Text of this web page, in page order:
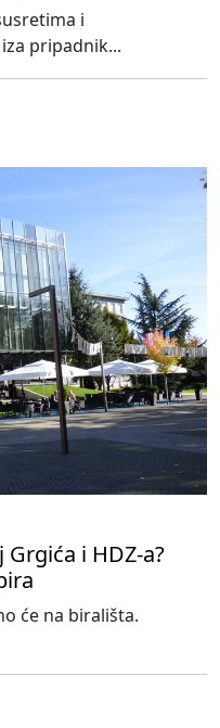
i
pripadnik...
i HDZ-a?
će na birališta.